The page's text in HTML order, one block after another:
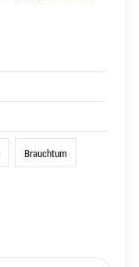
Brauchtum